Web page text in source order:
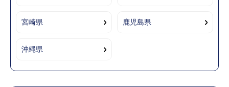
宮崎県 鹿児島県
沖縄県